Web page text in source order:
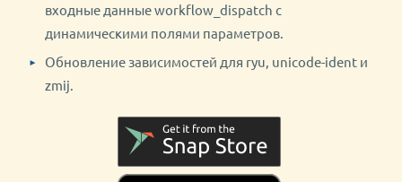
входные данные workflow_dispatch с
динамическими полями параметров.
Обновление зависимостей для ryu, unicode-ident и
zmij.